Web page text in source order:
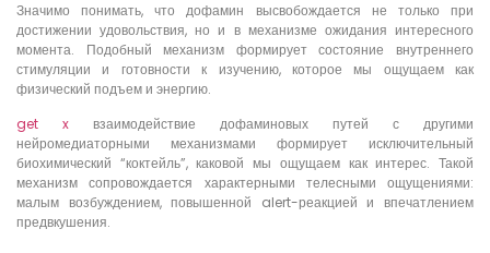
Значимо понимать, что дофамин высвобождается не только при
достижении удовольствия, но и в механизме ожидания интересного
момента. Подобный механизм формирует состояние внутреннего
стимуляции и готовности к изучению, которое мы ощущаем как
физический подъем и энергию.
get x взаимодействие дофаминовых путей с другими
нейромедиаторными механизмами формирует исключительный
биохимический “коктейль”, каковой мы ощущаем как интерес. Такой
механизм сопровождается характерными телесными ощущениями:
малым возбуждением, повышенной alert-реакцией и впечатлением
предвкушения.